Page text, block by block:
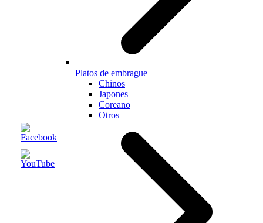
Platos de embrague
Chinos
Japones
Coreano
Otros